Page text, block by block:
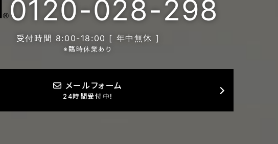
0120-028-298
受付時間 8:00-18:00 [ 年中無休 ]
※臨時休業あり
メールフォーム
24時間受付中!